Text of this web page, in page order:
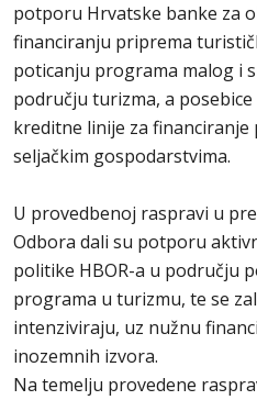
potporu Hrvatske banke za
financiranju priprema
poticanju programa malog i
području turizma, a
kreditne linije za
seljačkim gospodarstvima.
U provedbenoj raspravi u
Odbora dali su potporu
politike HBOR-a u području
programa u turizmu, te se
intenziviraju, uz nužnu
inozemnih izvora.
Na temelju provedene